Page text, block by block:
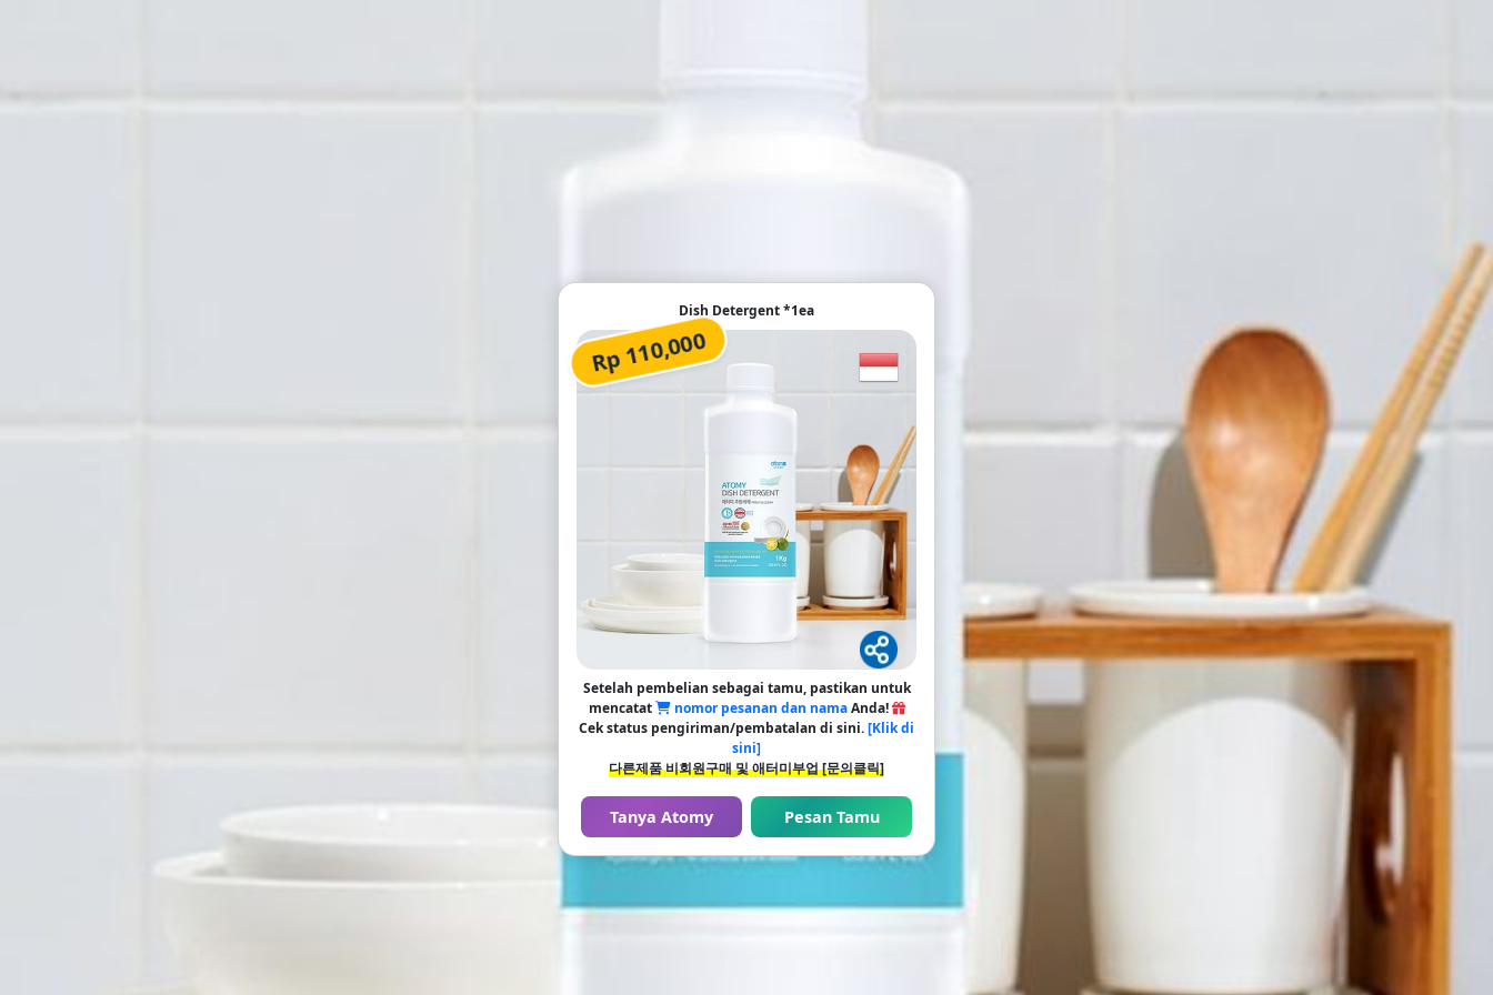
Dish Detergent *1ea
Rp 110,000
Setelah pembelian sebagai tamu, pastikan untuk
mencatat
nomor pesanan dan namaAnda!
Cek status pengiriman/pembatalan di sini.[Klik di
sini]
다른제품 비회원구매 및 애터미부업 [문의클릭]
Tanya Atomy Pesan Tamu